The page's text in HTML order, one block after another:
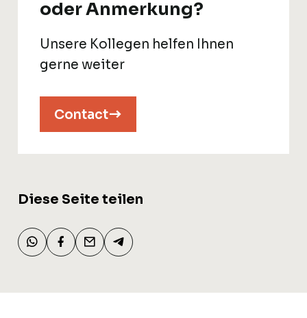
oder Anmerkung?
Unsere Kollegen helfen Ihnen
gerne weiter
Contact
Diese Seite teilen